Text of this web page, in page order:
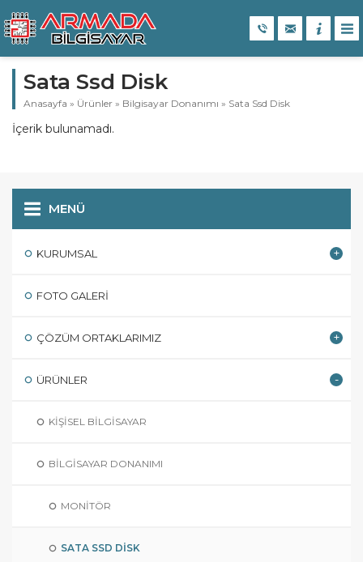
Sata Ssd Disk
Anasayfa » Ürünler » Bilgisayar Donanımı » Sata Ssd Disk
İçerik bulunamadı.
MENÜ
KURUMSAL
FOTO GALERI
ÇÖZÜM ORTAKLARIMIZ
ÜRÜNLER
KIŞISEL BILGISAYAR
BILGISAYAR DONANIMI
MONITÖR
SATA SSD DISK